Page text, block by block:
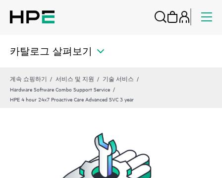
카탈로그 살펴보기
계속 쇼핑하기 서비스 및 지원
기술 서비스
Hardware Software Combo Support Service
HPE 4 hour 24x7 Proactive Care Advanced SVC 3 year